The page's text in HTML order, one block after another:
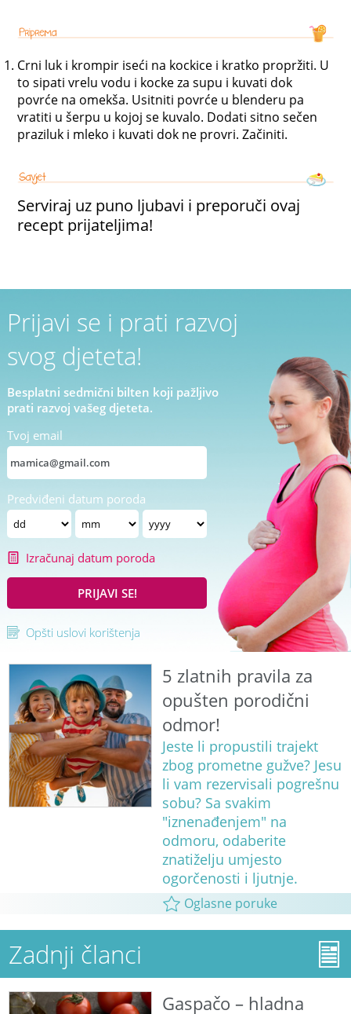
Crni luk i krompir iseći na kockice i kratko propržiti. U
to sipati vrelu vodu i kocke za supu i kuvati dok
povrće na omekša. Usitniti povrće u blenderu pa
vratiti u šerpu u kojoj se kuvalo. Dodati sitno sečen
praziluk i mleko i kuvati dok ne provri. Začiniti.
Serviraj uz puno ljubavi i preporuči ovaj
recept prijateljima!
Prijavi se i prati razvoj
svog djeteta!
Besplatni sedmični bilten koji pažljivo
prati razvoj vašeg djeteta.
Tvoj email
Predviđeni datum poroda
Izračunaj datum poroda
PRIJAVI SE!
Opšti uslovi korištenja
5 zlatnih pravila za
opušten porodični
odmor!
Jeste li propustili trajekt
zbog prometne gužve? Jesu
li vam rezervisali pogrešnu
sobu? Sa svakim
"iznenađenjem" na
odmoru, odaberite
znatiželju umjesto
ogorčenosti i ljutnje.
Oglasne poruke
Zadnji članci
Gaspačo – hladna